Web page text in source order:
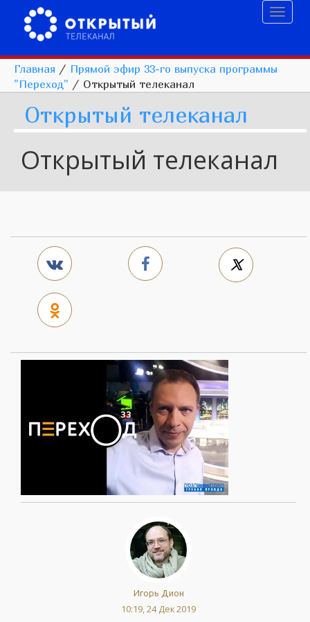
Главная / Прямой эфир 33-го выпуска программы
"Переход" / Открытый телеканал
Открытый телеканал
Открытый телеканал
Игорь Дион
10:19, 24 Дек 2019